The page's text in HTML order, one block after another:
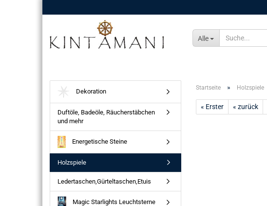
Alle
Startseite » Holzspiele
« Erster « zurück
Dekoration
Duftöle, Badeöle, Räucherstäbchen
und mehr
Energetische Steine
Holzspiele
Ledertaschen,Gürteltaschen,Etuis
Magic Starlights Leuchtsterne